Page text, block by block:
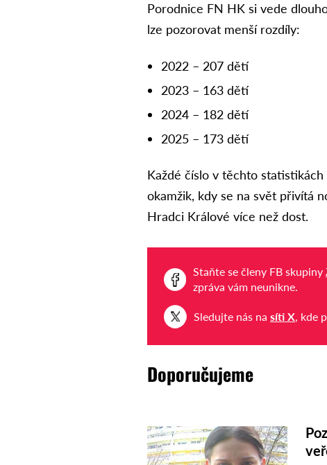
Porodnice FN HK si vede
lze pozorovat menší rozdíly:
2022 – 207 dětí
2023 – 163 dětí
2024 – 182 dětí
2025 – 173 dětí
Každé číslo v těchto
okamžik, kdy se na svět přivítá
Hradci Králové více než dost.
Staňte se členy FB skupiny
zpráva vám neunikne.
Sledujte nás nasíti X, kde
Doporučujeme